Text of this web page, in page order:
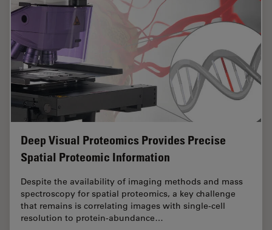
Deep Visual Proteomics Provides Precise
Spatial Proteomic Information
Despite the availability of imaging methods and mass
spectroscopy for spatial proteomics, a key challenge
that remains is correlating images with single-cell
resolution to protein-abundance…